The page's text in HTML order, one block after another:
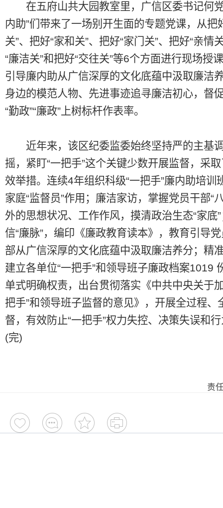
在五府山共大园教室里，广信区委书记何
内助”们带来了一场别开生面的专题党课，从把
关”、把好“家和关”、把好“家门关”、把好“亲情
“廉洁关”和把好“交往关”等6个方面进行现场授
引导廉内助从广信深厚的文化底蕴中汲取廉洁
身边的模范人物、先进事迹追寻廉洁初心，督
“勤政”“廉政”上树标杆作表率。
近年来，该区纪委监委始终坚持严的主基
摇，紧盯“一把手”这个关键少数开展监督，采
效举措。连续4年组织科级“一把手”廉内助培训
家庭“监督员”作用；廉洁家访，掌握党员干部“
外的思想状况、工作作风，摸清政治生态“家底
信“廉脉”，编印《廉政教育读本》，教育引导
部从广信深厚的文化底蕴中汲取廉洁养分；精
建立各单位“一把手”和领导班子廉政档案1019
单式明确权责，出台贯彻落实《中共中央关于
把手”和领导班子监督的意见》，开展全过程、
督，有效防止“一把手”权力失控、决策失误和
(完)
责